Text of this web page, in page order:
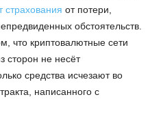
страхования от потери,
обстоятельств.
что криптовалютные сети
сторон не несёт
средства исчезают во
написанного с